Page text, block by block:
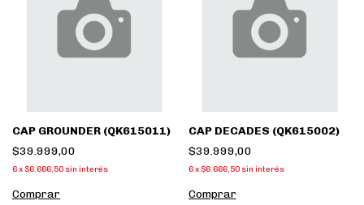
CAP GROUNDER (QK615011)
$39.999,00
6x $6.666,50 sin interés
Comprar
CAP DECADES (QK615002)
$39.999,00
6 x $6.666,50 sin interés
Comprar